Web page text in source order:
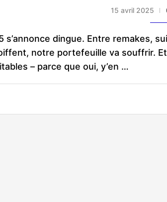
15 avril 2025
s’annonce dingue. Entre remakes,
notre portefeuille va souffrir.
– parce que oui, y’en …